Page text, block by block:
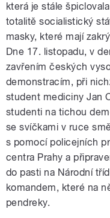
která je stále
totalitě socialistický
masky, které mají
Dne 17. listopadu, v
zavřením českých
demonstracím, při
student mediciny Jan
studenti na tichou
se svíčkami v ruce
s pomocí policejních
centra Prahy a
do pasti na Národní
komandem, které na
pendreky.